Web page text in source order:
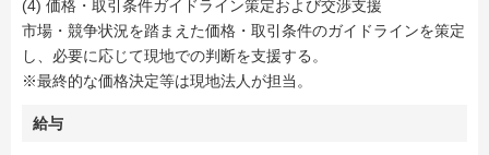
(4) 価格・取引条件ガイドライン策定および交渉支援
市場・競争状況を踏まえた価格・取引条件のガイドラインを策定
し、必要に応じて現地での判断を支援する。
※最終的な価格決定等は現地法人が担当。
給与